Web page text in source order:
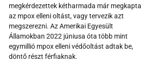
megkérdezettek kétharmada már megkapta
az mpox elleni oltást, vagy tervezik azt
megszerezni. Az Amerikai Egyesült
Államokban 2022 júniusa óta több mint
egymillió mpox elleni védőoltást adtak be,
döntő részt férfiaknak.